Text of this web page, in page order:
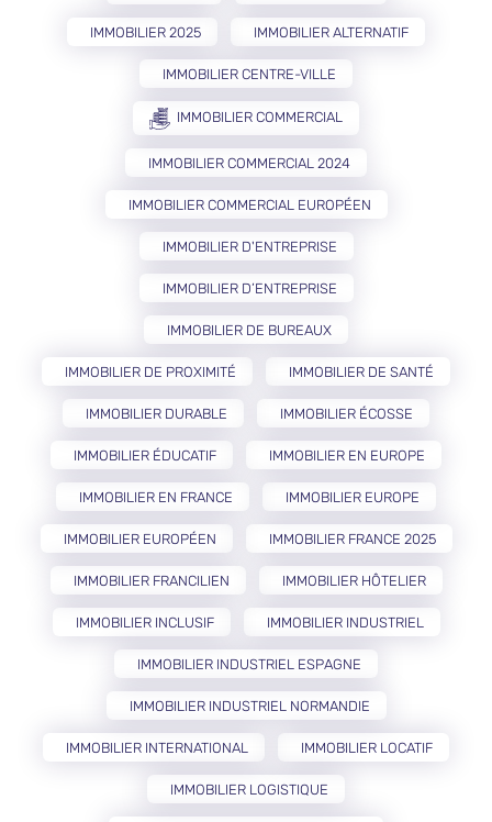
IMMOBILIER 2025 IMMOBILIER ALTERNATIF
IMMOBILIER CENTRE-VILLE
IMMOBILIER COMMERCIAL
IMMOBILIER COMMERCIAL 2024
IMMOBILIER COMMERCIAL EUROPÉEN
IMMOBILIER D'ENTREPRISE
IMMOBILIER D’ENTREPRISE
IMMOBILIER DE BUREAUX
IMMOBILIER DE PROXIMITÉ IMMOBILIER DE SANTÉ
IMMOBILIER DURABLE IMMOBILIER ÉCOSSE
IMMOBILIER ÉDUCATIF IMMOBILIER EN EUROPE
IMMOBILIER EN FRANCE IMMOBILIER EUROPE
IMMOBILIER EUROPÉEN IMMOBILIER FRANCE 2025
IMMOBILIER FRANCILIEN IMMOBILIER HÔTELIER
IMMOBILIER INCLUSIF IMMOBILIER INDUSTRIEL
IMMOBILIER INDUSTRIEL ESPAGNE
IMMOBILIER INDUSTRIEL NORMANDIE
IMMOBILIER INTERNATIONAL IMMOBILIER LOCATIF
IMMOBILIER LOGISTIQUE